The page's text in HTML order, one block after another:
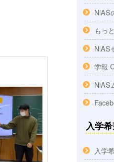
NiAS
もっ
NiAS
学報
NiAS
入学
入学